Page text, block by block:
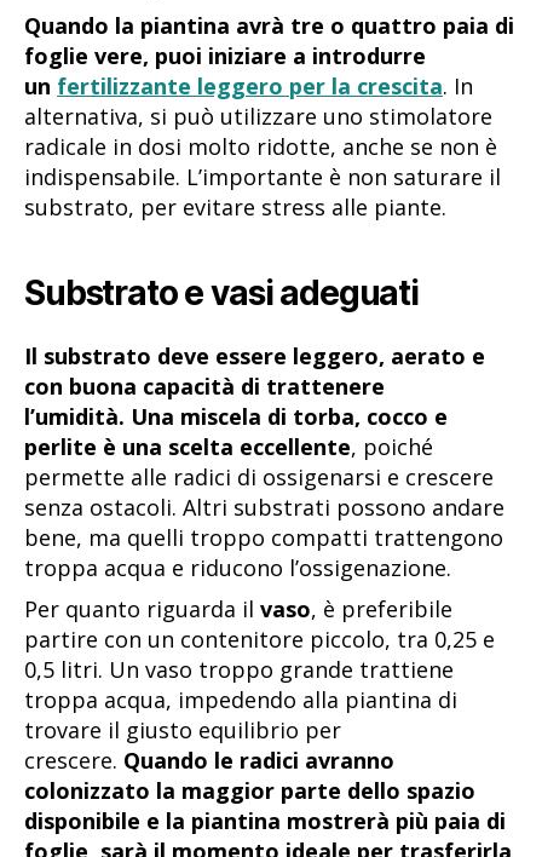
Quando la piantina avrà tre o quattro paia di
foglie vere, puoi iniziare a introdurre
un fertilizzante leggero per la crescita. In
alternativa, si può utilizzare uno stimolatore
radicale in dosi molto ridotte, anche se non è
indispensabile. L’importante è non saturare il
substrato, per evitare stress alle piante.
Substrato e vasi adeguati
Il substrato deve essere leggero, aerato e
con buona capacità di trattenere
l’umidità. Una miscela di torba, cocco e
perlite è una scelta eccellente, poiché
permette alle radici di ossigenarsi e crescere
senza ostacoli. Altri substrati possono andare
bene, ma quelli troppo compatti trattengono
troppa acqua e riducono l’ossigenazione.
Per quanto riguarda il vaso, è preferibile
partire con un contenitore piccolo, tra 0,25 e
0,5 litri. Un vaso troppo grande trattiene
troppa acqua, impedendo alla piantina di
trovare il giusto equilibrio per
crescere. Quando le radici avranno
colonizzato la maggior parte dello spazio
disponibile e la piantina mostrerà più paia di